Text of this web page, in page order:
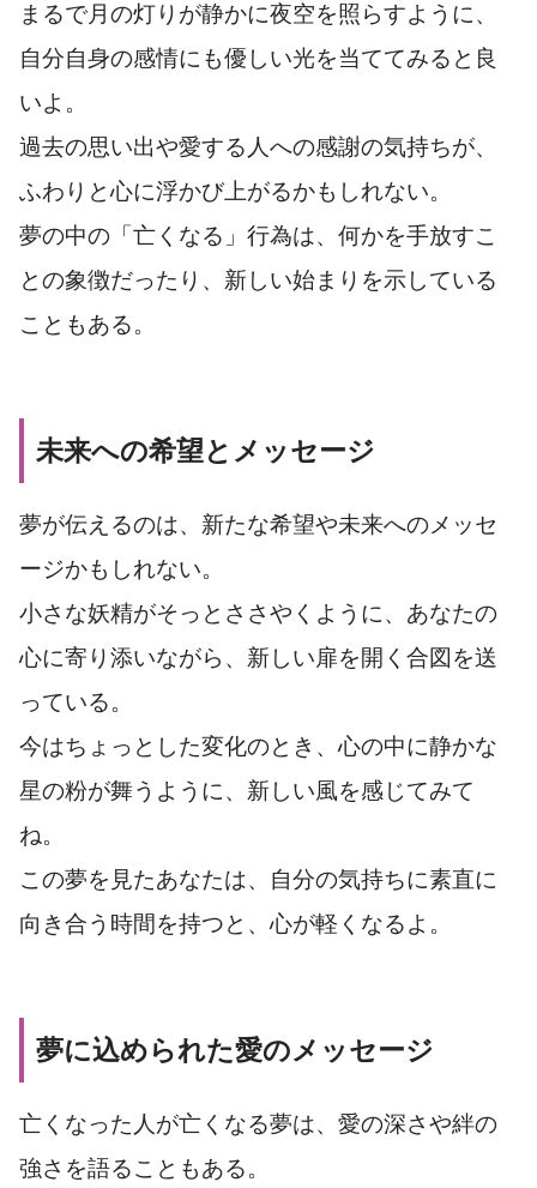
まるで月の灯りが静かに夜空を照らすように、
自分自身の感情にも優しい光を当ててみると良
いよ。
過去の思い出や愛する人への感謝の気持ちが、
ふわりと心に浮かび上がるかもしれない。
夢の中の「亡くなる」行為は、何かを手放すこ
との象徴だったり、新しい始まりを示している
こともある。
未来への希望とメッセージ
夢が伝えるのは、新たな希望や未来へのメッセ
ージかもしれない。
小さな妖精がそっとささやくように、あなたの
心に寄り添いながら、新しい扉を開く合図を送
っている。
今はちょっとした変化のとき、心の中に静かな
星の粉が舞うように、新しい風を感じてみて
ね。
この夢を見たあなたは、自分の気持ちに素直に
向き合う時間を持つと、心が軽くなるよ。
夢に込められた愛のメッセージ
亡くなった人が亡くなる夢は、愛の深さや絆の
強さを語ることもある。